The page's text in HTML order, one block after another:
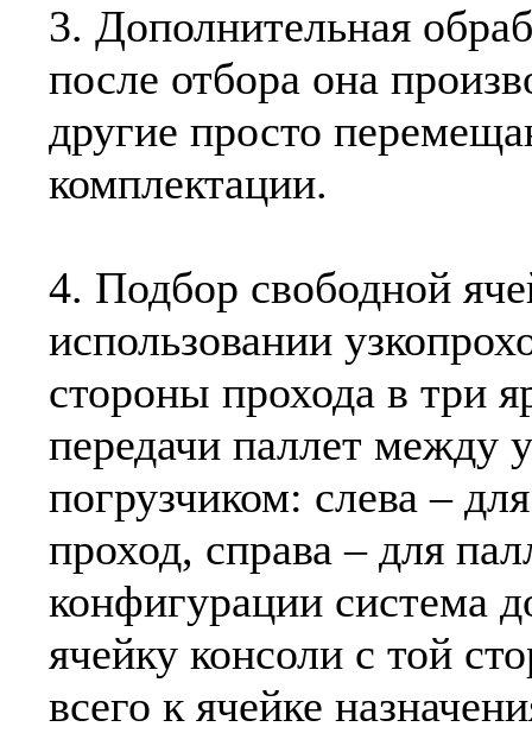
3. Дополнительная
после отбора она
другие просто
комплектации.
4. Подбор свободной
использовании
стороны прохода в три
передачи паллет между
погрузчиком: слева –
проход, справа – для
конфигурации система
ячейку консоли с той
всего к ячейке